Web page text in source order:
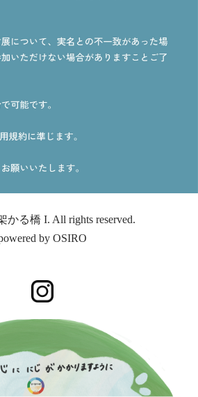
かる橋 I. All rights reserved.
by OSIRO